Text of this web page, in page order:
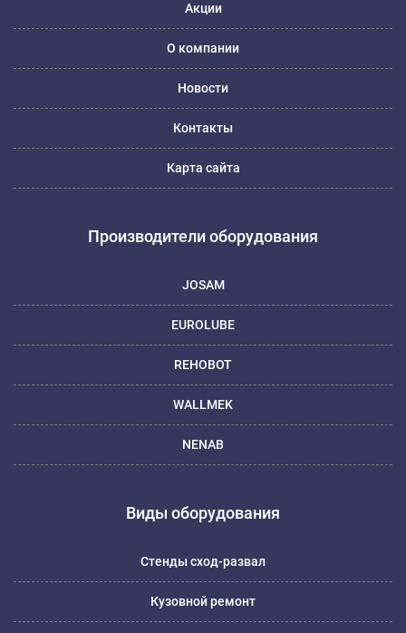
Акции
О компании
Новости
Контакты
Карта сайта
Производители оборудования
JOSAM
EUROLUBE
REHOBOT
WALLMEK
NENAB
Виды оборудования
Стенды сход-развал
Кузовной ремонт